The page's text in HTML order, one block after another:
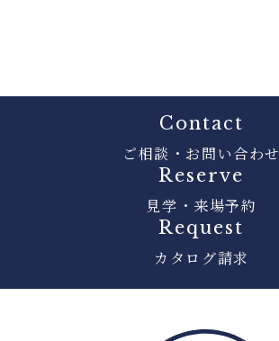
Contact
ご相談・お問い合わせ
Reserve
見学・来場予約
Request
カタログ請求